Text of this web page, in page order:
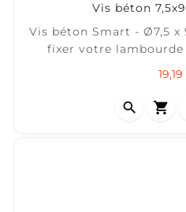
Vis béton
Vis béton Smart - Ø7,5 x 92 mm
fixer votre
100
 